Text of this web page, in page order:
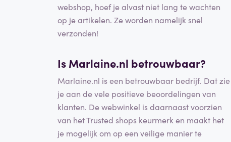
webshop, hoef je alvast niet lang te wachten
op je artikelen. Ze worden namelijk snel
verzonden!
Is Marlaine.nl betrouwbaar?
Marlaine.nl is een betrouwbaar bedrijf. Dat zie
je aan de vele positieve beoordelingen van
klanten. De webwinkel is daarnaast voorzien
van het Trusted shops keurmerk en maakt het
je mogelijk om op een veilige manier te